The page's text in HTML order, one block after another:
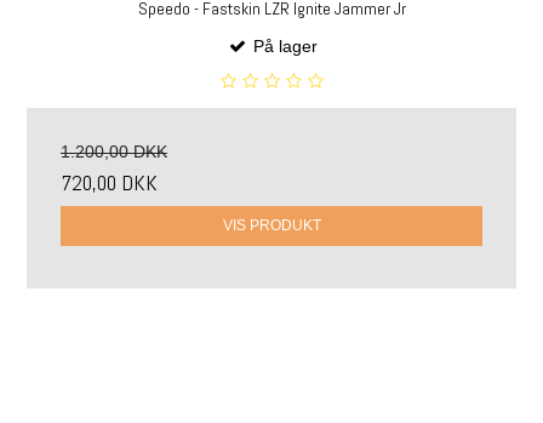
Speedo - Fastskin LZR Ignite Jammer Jr
På lager
1.200,00 DKK
720,00 DKK
VIS PRODUKT